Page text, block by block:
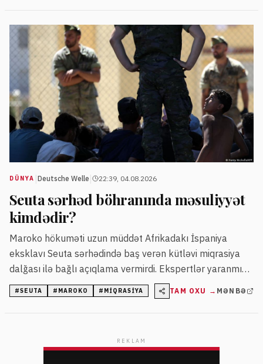
DÜNYA Deutsche Welle 22:39, 04.08.2026
Seuta sərhəd böhranında məsuliyyət
kimdədir?
Maroko hökuməti uzun müddət Afrikadakı İspaniya
eksklavı Seuta sərhədində baş verən kütləvi miqrasiya
dalğası ilə bağlı açıqlama vermirdi. Ekspertlər yaranmış
vəziyyəti siyasi gərginliklər, miqrasiya siyasəti və sosial-
iqtisadi səbəblərin qarşılıqlı təsiri kimi qiymətləndirir.
#SEUTA # MAROKO # MIQRASIYA TAM OXU → MƏNBƏ
REKLAM